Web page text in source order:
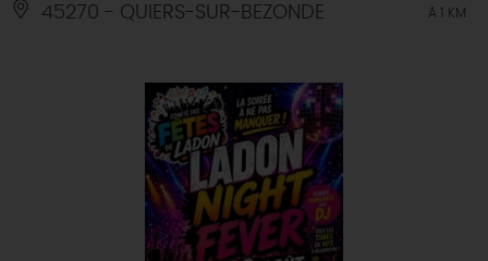
45270 - QUIERS-SUR-BEZONDE À 1 KM